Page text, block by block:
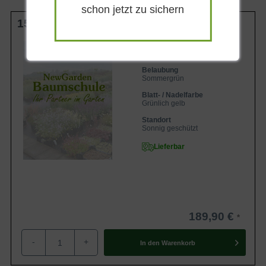
Exemplar des Cercis selbst hingerichtet hat.
Exotische Erscheinung durch ausgefallene Blütenbildung am
Stamm
Cercis canadensis ist in unseren mitteleuropäischen
Gärten eine echte Sensation und verschafft sich
zunehmend große Aufmerksamkeit. Der Strauch gilt als
das interessanteste Blütengehölz und verzaubert mit
einem wunderschönen, zarten Blütenmeer, das mit seiner
Stammblütigkeit überrascht und Exotik in den Garten
bringt. Das Phänomen der Stammblütigkeit wird in der
austreiben, sodass der Cercis canadensis eine echte
Rarität ist und seine eigenwillige Optik für dekorative
Naturimpressionen sorgt.
150-175 cm C20
Belaubung
Sommergrün
Blatt- / Nadelfarbe
Grünlich gelb
Standort
Sonnig geschützt
Lieferbar
189,90 €
- + In den Warenkorb
schon jetzt zu sichern